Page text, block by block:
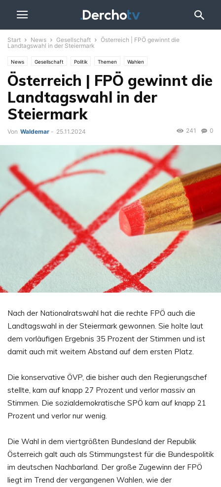
Start News Gesellschaft
Österreich | FPÖ gewinnt die
Landtagswahl in der Steiermark
News Gesellschaft Politik Themen Wahlen
Österreich | FPÖ gewinnt die
Landtagswahl in der
Steiermark
Von Waldemar - 25.11.2024 0
241
Nach der Nationalratswahl hat die rechte FPÖ auch die
Landtagswahl in der Steiermark gewonnen. Sie holte laut
dem vorläufigen Ergebnis 35 Prozent der Stimmen und ist
damit auch mit weitem Abstand auf dem ersten Platz.
Die konservative ÖVP, die bisher auch den Regierungschef
stellte, kam auf knapp 27 Prozent und verlor massiv an
Stimmen. Die sozialdemokratische SPÖ kam auf knapp 21
Prozent und verlor nur wenig.
Die Wahl in dem viertgrößten Bundesland der Republik
Österreich galt auch als Stimmungstest für die Bundespolitik
im deutschen Nachbarland. Der große Zugewinn der FPÖ
liegt im Trend der vergangenen Wahlen, wie der